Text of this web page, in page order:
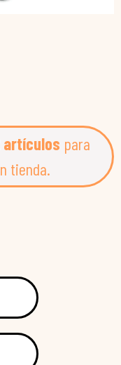
artículos para
tienda.